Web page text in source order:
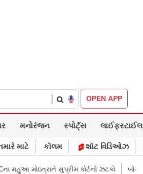
OPEN APP
મનોરંજન સ્પોર્ટ્સ લાઈફસ્ટાઈલ
માટે કૉલમ શૉટ વિડિઓઝ
બૉમ્બની ધમકી બાદ મુંબઈમાં હાઈ ઍલર્ટ: